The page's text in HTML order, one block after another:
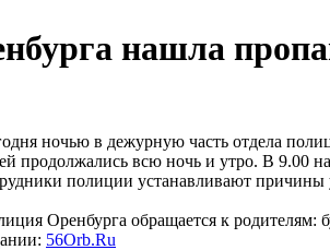
нашла
ночью в дежурную часть отдела
продолжались всю ночь и утро. В 9.00
полиции устанавливают причины
Оренбурга обращается к родителям:
56Orb.Ru